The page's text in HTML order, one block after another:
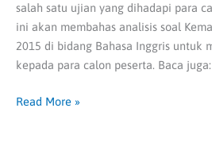
salah satu ujian yang dihadapi para
ini akan membahas analisis soal
2015 di bidang Bahasa Inggris untuk
kepada para calon peserta. Baca
Read More »